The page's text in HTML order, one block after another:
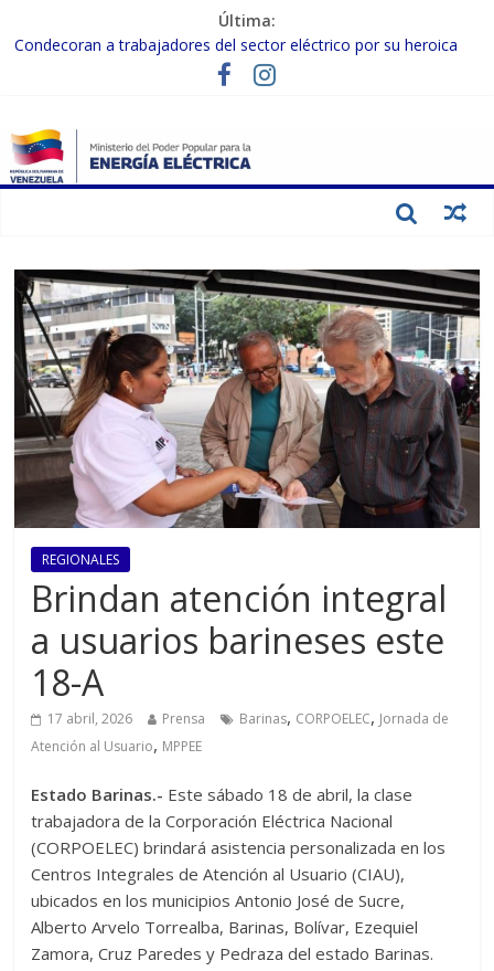
Última:
Condecoran a trabajadores del sector eléctrico por su heroica
labor tras el doble sismo del 24-J
Gobierno Nacional coordina acciones con el sector privado para
Inspeccionan trabajos de rehabilitación en instalaciones del SEN
en Carabobo
Gobierno Nacional activa plan preventivo para fortalecer el SEN
REGIONALES
Brindan atención integral
a usuarios barineses este
18-A
17 abril, 2026 Prensa Barinas, CORPOELEC, Jornada de
Atención al Usuario, MPPEE
Estado Barinas.- Este sábado 18 de abril, la clase
trabajadora de la Corporación Eléctrica Nacional
(CORPOELEC) brindará asistencia personalizada en los
Centros Integrales de Atención al Usuario (CIAU),
ubicados en los municipios Antonio José de Sucre,
Alberto Arvelo Torrealba, Barinas, Bolívar, Ezequiel
Zamora, Cruz Paredes y Pedraza del estado Barinas.